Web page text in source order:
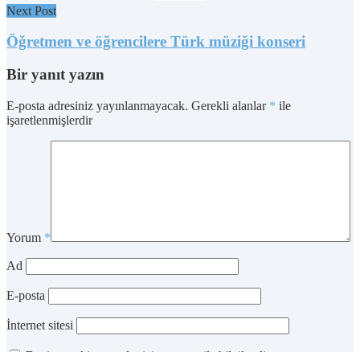
Next Post
Öğretmen ve öğrencilere Türk müziği konseri
Bir yanıt yazın
E-posta adresiniz yayınlanmayacak. Gerekli alanlar * ile
işaretlenmişlerdir
Yorum *
Ad
E-posta
İnternet sitesi